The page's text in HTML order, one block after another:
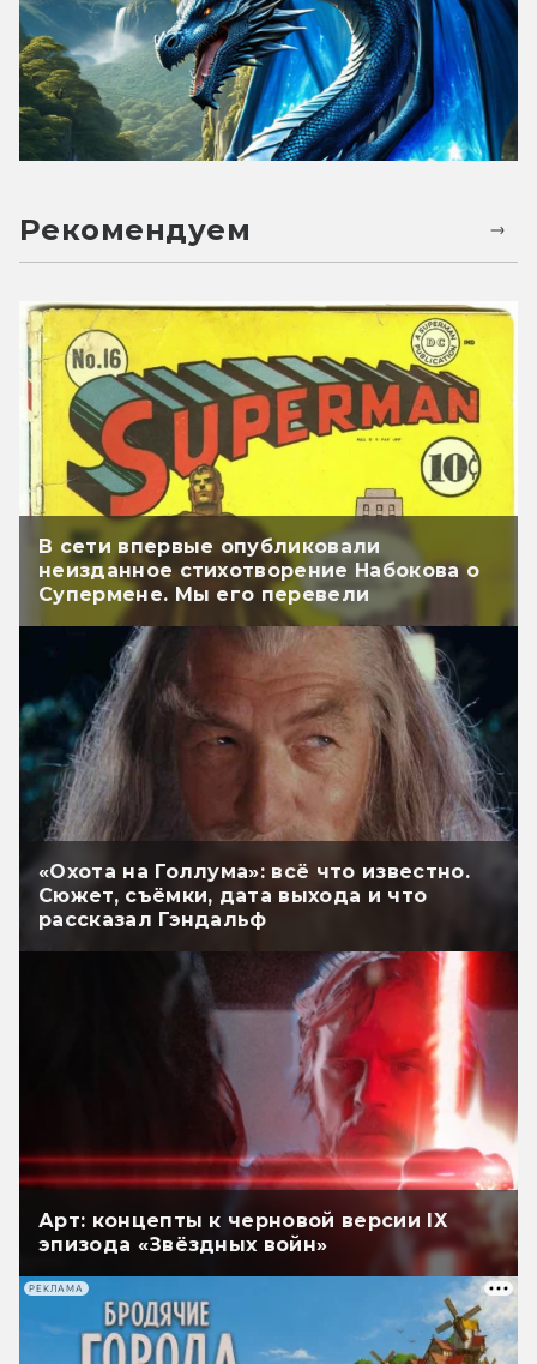
Рекомендуем
В сети впервые опубликовали
неизданное стихотворение Набокова о
Супермене. Мы его перевели
«Охота на Голлума»: всё что известно.
Сюжет, съёмки, дата выхода и что
рассказал Гэндальф
Арт: концепты к черновой версии IX
эпизода «Звёздных войн»
РЕКЛАМА